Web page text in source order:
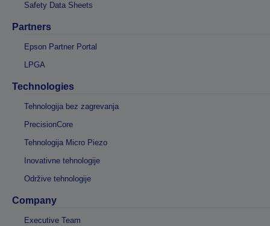
Safety Data Sheets
Partners
Epson Partner Portal
LPGA
Technologies
Tehnologija bez zagrevanja
PrecisionCore
Tehnologija Micro Piezo
Inovativne tehnologije
Održive tehnologije
Company
Executive Team